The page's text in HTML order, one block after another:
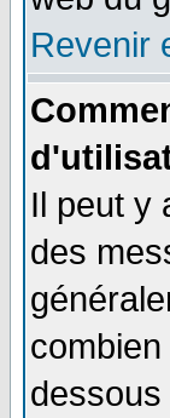
Revenir
Il peut y
des